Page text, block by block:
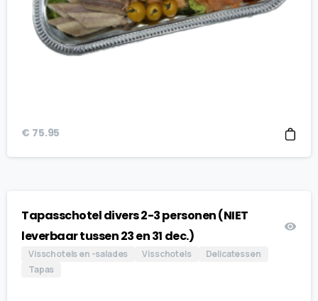
€ 75.95
Tapasschotel divers 2-3 personen (NIET
leverbaar tussen 23 en 31 dec.)
Visschotels en -salades Visschotels
Delicatessen
Tapas